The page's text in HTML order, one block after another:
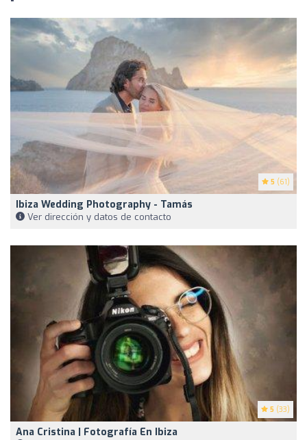
5 (61)
Ibiza Wedding Photography - Tamás
Ver dirección y datos de contacto
5 (33)
Ana Cristina | Fotografía En Ibiza